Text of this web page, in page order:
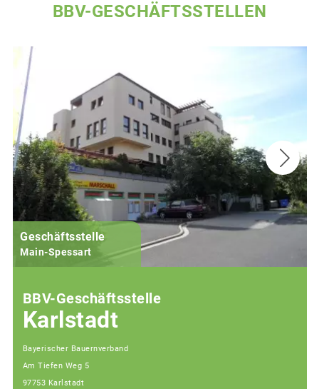
BBV-GESCHÄFTSSTELLEN
Geschäftsstelle
Main-Spessart
BBV-Geschäftsstelle
Karlstadt
Bayerischer Bauernverband
Am Tiefen Weg 5
97753 Karlstadt